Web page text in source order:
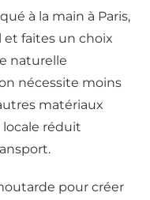
à la main à Paris,
et faites un choix
naturelle
nécessite moins
matériaux
locale réduit
pour créer